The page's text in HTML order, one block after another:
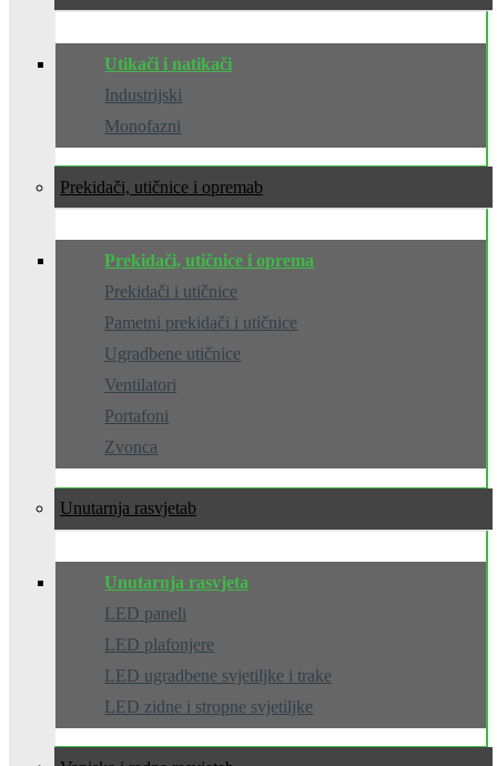
Utikači i natikači
Industrijski
Monofazni
Prekidači, utičnice i oprema
Prekidači, utičnice i oprema
Prekidači i utičnice
Pametni prekidači i utičnice
Ugradbene utičnice
Ventilatori
Portafoni
Zvonca
Unutarnja rasvjeta
Unutarnja rasvjeta
LED paneli
LED plafonjere
LED ugradbene svjetiljke i trake
LED zidne i stropne svjetiljke